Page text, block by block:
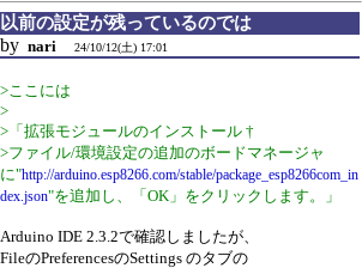
以前の設定が残っているのでは
by nari 24/10/12(土) 17:01
>ここには
>
>「拡張モジュールのインストール †
>ファイル/環境設定の追加のボードマネージャ
に"http://arduino.esp8266.com/stable/package_esp8266com_in
dex.json"を追加し、「OK」をクリックします。」
Arduino IDE 2.3.2で確認しましたが、
FileのPreferencesのSettings のタブの